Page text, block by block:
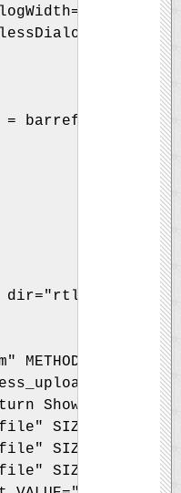
=
dir="rtl" >
METHOD="post"
=